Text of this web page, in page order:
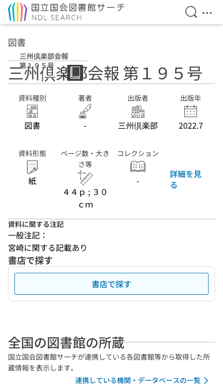
検索を
メ
図書
三州倶楽部会報
第１９５号
三州倶楽部会報 第１９５号
資料種別
図書
著者
-
出版者
三州倶楽部
出版年
2022.7
資料形態
紙
ページ数・大き
さ等
４４ｐ ; ３０
ｃｍ
コレクション
-
詳細を見
る
資料に関する注記
一般注記：
宮崎に関する記載あり
書店で探す
書店で探す
全国の図書館の所蔵
国立国会図書館サーチが連携している各図書館等から取得した所
蔵情報を表示します。
連携している機関・データベースの一覧